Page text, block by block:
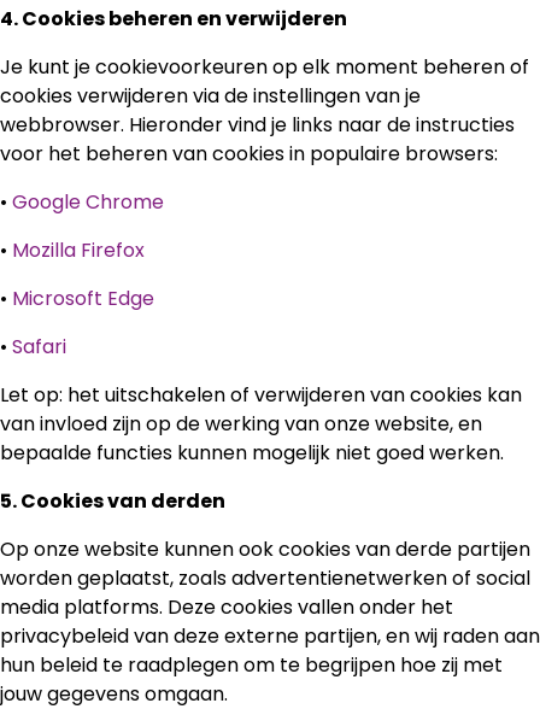
4. Cookies beheren en verwijderen
Je kunt je cookievoorkeuren op elk moment beheren of
cookies verwijderen via de instellingen van je
webbrowser. Hieronder vind je links naar de instructies
voor het beheren van cookies in populaire browsers:
• Google Chrome
• Mozilla Firefox
• Microsoft Edge
• Safari
Let op: het uitschakelen of verwijderen van cookies kan
van invloed zijn op de werking van onze website, en
bepaalde functies kunnen mogelijk niet goed werken.
5. Cookies van derden
Op onze website kunnen ook cookies van derde partijen
worden geplaatst, zoals advertentienetwerken of social
media platforms. Deze cookies vallen onder het
privacybeleid van deze externe partijen, en wij raden aan
hun beleid te raadplegen om te begrijpen hoe zij met
jouw gegevens omgaan.